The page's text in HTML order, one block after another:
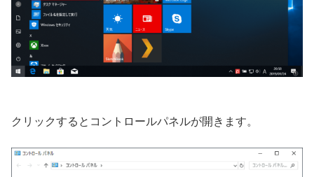
クリックするとコントロールパネルが開きます。